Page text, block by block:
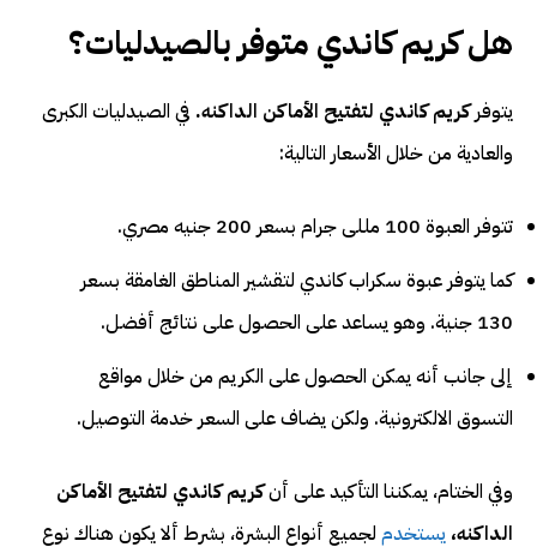
هل كريم كاندي متوفر بالصيدليات؟
يتوفركريم كاندي لتفتيح الأماكن الداكنه. في الصيدليات الكبرى
والعادية من خلال الأسعار التالية:
تتوفر العبوة 100 مللى جرام بسعر 200 جنيه مصري.
كما يتوفر عبوة سكراب كاندي لتقشير المناطق الغامقة بسعر
130 جنية. وهو يساعد على الحصول على نتائج أفضل.
إلى جانب أنه يمكن الحصول على الكريم من خلال مواقع
التسوق الالكترونية. ولكن يضاف على السعر خدمة التوصيل.
وفي الختام، يمكننا التأكيد على أنكريم كاندي لتفتيح الأماكن
الداكنه، يستخدم لجميع أنواع البشرة، بشرط ألا يكون هناك نوع